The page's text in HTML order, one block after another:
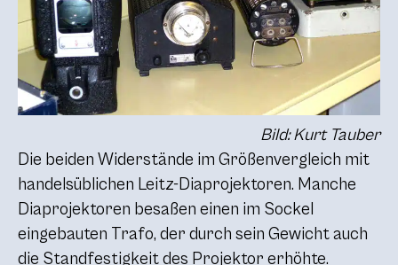
Bild: Kurt Tauber
Die beiden Widerstände im Größenvergleich mit
handelsüblichen Leitz-Diaprojektoren. Manche
Diaprojektoren besaßen einen im Sockel
eingebauten Trafo, der durch sein Gewicht auch
die Standfestigkeit des Projektor erhöhte.